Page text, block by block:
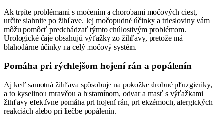
Ak trpíte problémami s močením a chorobami močových ciest,
určite siahnite po žihľave. Jej močopudné účinky a triesloviny vám
môžu pomôcť predchádzať týmto chúlostivým problémom.
Urologické čaje obsahujú výťažky zo žihľavy, pretože má
blahodárne účinky na celý močový systém.
Pomáha pri rýchlejšom hojení rán a popálenín
Aj keď samotná žihľava spôsobuje na pokožke drobné pľuzgieriky,
a to kyselinou mravčou a histamínom, odvar a masť s výťažkami
žihľavy efektívne pomáha pri hojení rán, pri ekzémoch, alergických
reakciách alebo pri liečbe popálenín.